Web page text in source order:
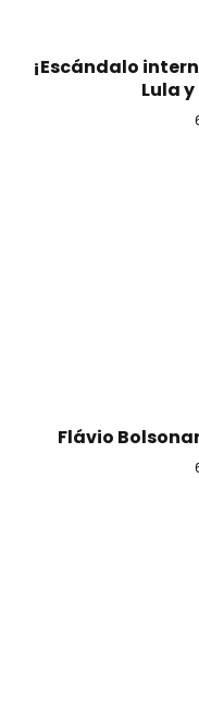
¡Escándalo
Lula
Flávio